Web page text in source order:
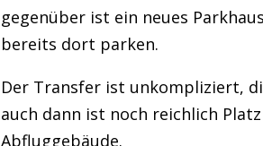
gegenüber ist ein neues
bereits dort parken.
Der Transfer ist unkompliziert,
auch dann ist noch reichlich
Abfluggebäude.